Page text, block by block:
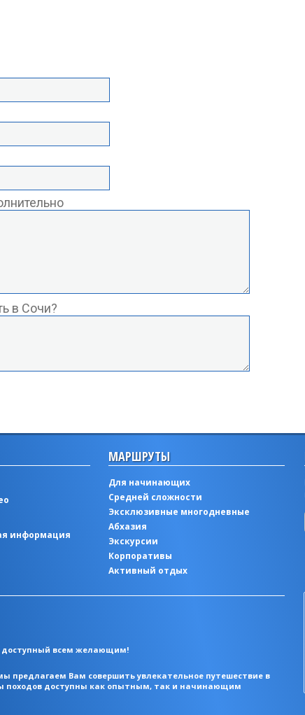
в Сочи?
информация
МАРШРУТЫ
Для начинающих
Средней сложности
Эксклюзивные многодневные
Абхазия
Экскурсии
Корпоративы
Активный отдых
доступный всем желающим!
предлагаем Вам совершить увлекательное путешествие в
походов доступны как опытным, так и начинающим